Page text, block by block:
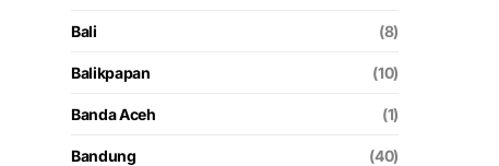
Bali (8)
Balikpapan (10)
Banda Aceh (1)
Bandung (40)